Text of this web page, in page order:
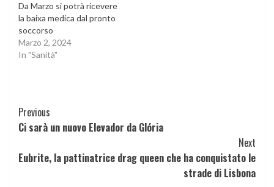
Da Marzo si potrà ricevere
la baixa medica dal pronto
soccorso
Marzo 2, 2024
In "Sanità"
Continue
Reading
Previous
Ci sarà un nuovo Elevador da Glória
Next
Eubrite, la pattinatrice drag queen che ha conquistato le
strade di Lisbona